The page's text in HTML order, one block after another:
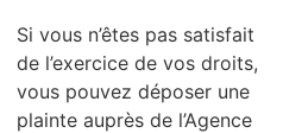
Si vous n’êtes pas satisfait
de l’exercice de vos droits,
vous pouvez déposer une
plainte auprès de l’Agence